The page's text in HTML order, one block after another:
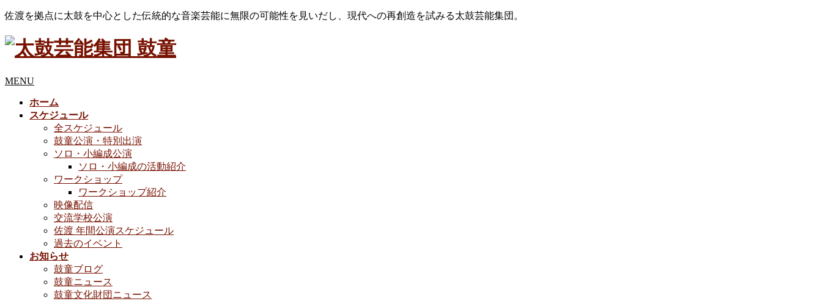
佐渡を拠点に太鼓を中心とした伝統的な音楽芸能に無限の可能性を見いだし、現代への再創造を試みる太鼓芸能集団。
MENU
ホーム
スケジュール
全スケジュール
鼓童公演・特別出演
ソロ・小編成公演
ソロ・小編成の活動紹介
ワークショップ
ワークショップ紹介
映像配信
交流学校公演
佐渡 年間公演スケジュール
過去のイベント
お知らせ
鼓童ブログ
鼓童ニュース
鼓童文化財団ニュース